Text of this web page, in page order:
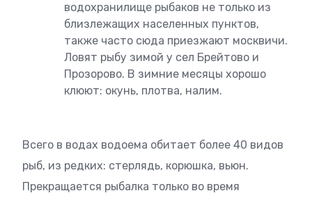
водохранилище рыбаков не только из
близлежащих населенных пунктов,
также часто сюда приезжают москвичи.
Ловят рыбу зимой у сел Брейтово и
Прозорово. В зимние месяцы хорошо
клюют: окунь, плотва, налим.
Всего в водах водоема обитает более 40 видов
рыб, из редких: стерлядь, корюшка, вьюн.
Прекращается рыбалка только во время